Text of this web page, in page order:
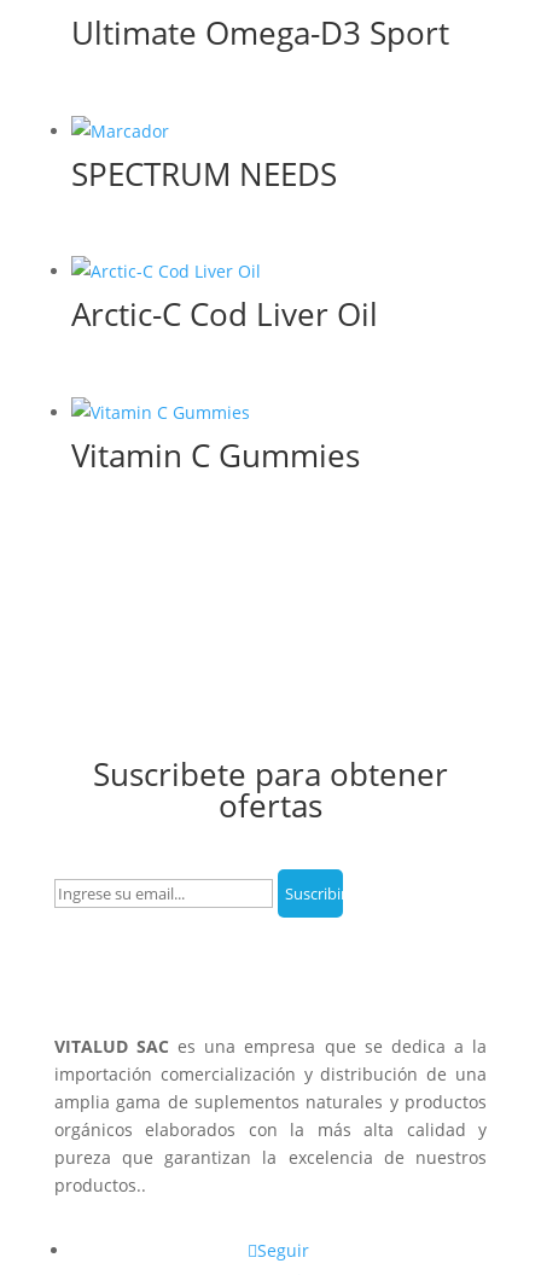
Ultimate Omega-D3 Sport
SPECTRUM NEEDS
Arctic-C Cod Liver Oil
Vitamin C Gummies
Suscribete para obtener
ofertas
VITALUD SAC es una empresa que se dedica a la
importación comercialización y distribución de una
amplia gama de suplementos naturales y productos
orgánicos elaborados con la más alta calidad y
pureza que garantizan la excelencia de nuestros
productos..
Seguir